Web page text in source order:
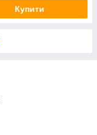
Купити